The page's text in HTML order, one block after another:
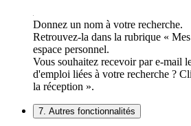
Donnez un nom à votre recherche.
Retrouvez-la dans la rubrique «
espace personnel.
Vous souhaitez recevoir par e-mail
d'emploi liées à votre recherche ?
la réception ».
7. Autres fonctionnalités